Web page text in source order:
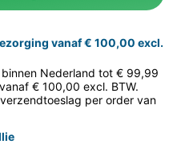
vanaf € 100,00 excl.
Nederland tot € 99,99
€ 100,00 excl. BTW.
per order van